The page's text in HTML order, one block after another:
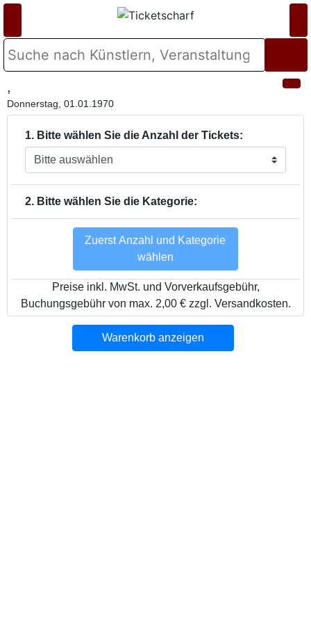
,
Donnerstag, 01.01.1970
1. Bitte wählen Sie die Anzahl der Tickets:
2. Bitte wählen Sie die Kategorie:
Zuerst Anzahl und Kategorie
wählen
Preise inkl. MwSt. und Vorverkaufsgebühr,
Buchungsgebühr von max. 2,00 € zzgl. Versandkosten.
Warenkorb anzeigen